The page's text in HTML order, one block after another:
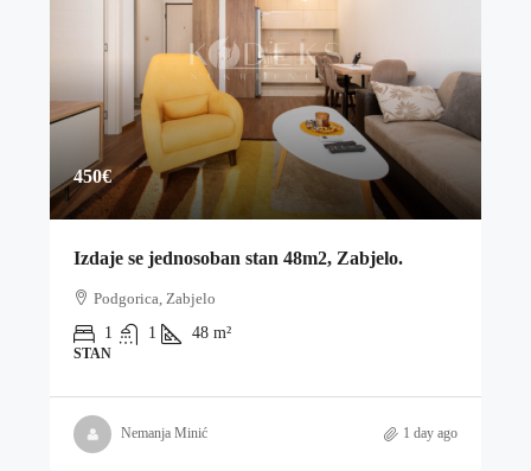
450€
Izdaje se jednosoban stan 48m2, Zabjelo.
Podgorica, Zabjelo
1
1 48 m²
STAN
Nemanja Minić 1 day ago